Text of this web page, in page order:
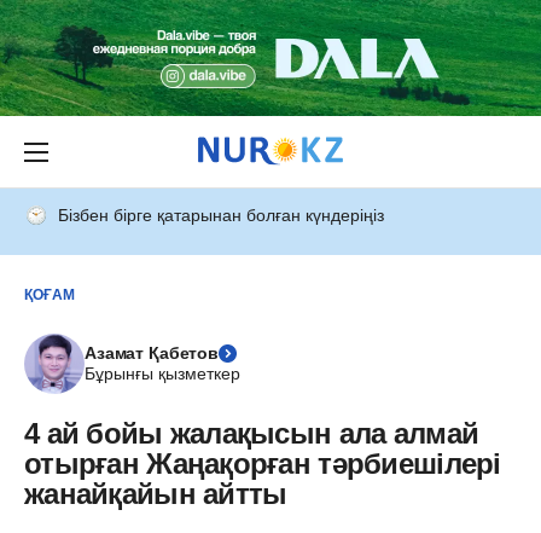
Бізбен бірге қатарынан болған күндеріңіз
ҚОҒАМ
Азамат Қабетов
Бұрынғы қызметкер
4 ай бойы жалақысын ала алмай
отырған Жаңақорған тәрбиешілері
жанайқайын айтты